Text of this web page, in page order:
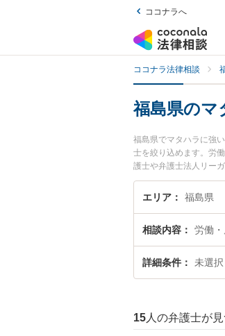
ココナラへ
ココナラ法律相談
福島県のマ
福島県でマタハラに強
士を絞り込めます。労
護士や弁護士法人リー
います。『福島県で土
料でマタハラを法律相
エリア 福島県
相談内容 労働
詳細条件 未選択
15 人の弁護士が